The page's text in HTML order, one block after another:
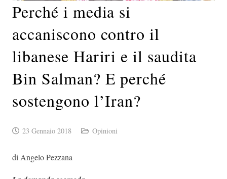
Perché i media si
accaniscono contro il
libanese Hariri e il saudita
Bin Salman? E perché
sostengono l’Iran?
23 Gennaio 2018 Opinioni
di Angelo Pezzana